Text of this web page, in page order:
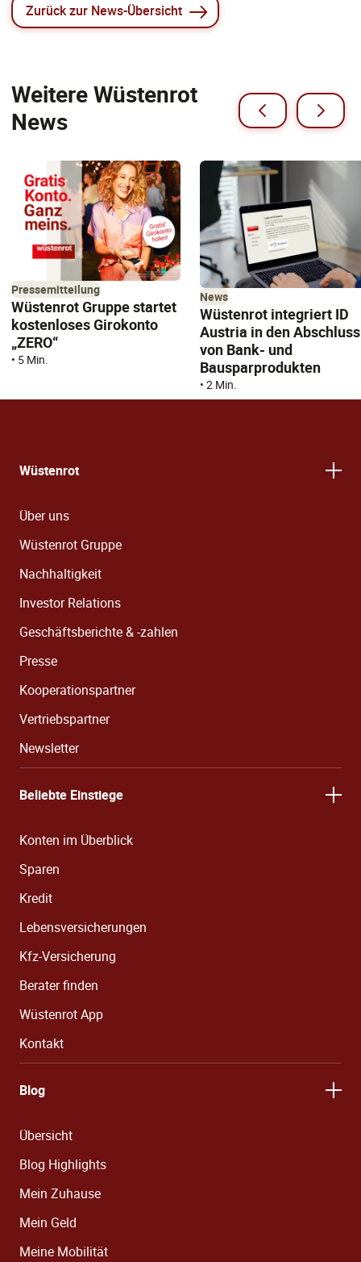
Zurück zur News-Übersicht
Weitere Wüstenrot
News
Pressemitteilung
Wüstenrot Gruppe startet
kostenloses Girokonto
„ZERO“
• 5 Min.
News
Wüstenrot integriert ID
Austria in den Abschluss
von Bank- und
Bausparprodukten
• 2 Min.
Wüstenrot
Über uns
Wüstenrot Gruppe
Nachhaltigkeit
Investor Relations
Geschäftsberichte & -zahlen
Presse
Kooperationspartner
Vertriebspartner
Newsletter
Beliebte Einstiege
Konten im Überblick
Sparen
Kredit
Lebensversicherungen
Kfz-Versicherung
Berater finden
Wüstenrot App
Kontakt
Blog
Übersicht
Blog Highlights
Mein Zuhause
Mein Geld
Meine Mobilität